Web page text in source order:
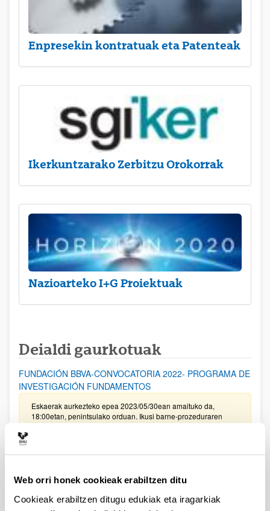
Web orri honek cookieak erabiltzen ditu
Cookieak erabiltzen ditugu edukiak eta iragarkiak
Enpresekin kontratuak eta Patenteak
Ikerkuntzarako Zerbitzu Orokorrak
Nazioarteko I+G Proiektuak
Deialdi gaurkotuak
FUNDACIÓN BBVA-CONVOCATORIA 2022- PROGRAMA DE
INVESTIGACIÓN FUNDAMENTOS
Eskaerak aurkezteko epea 2023/05/30ean amaituko da,
18:00etan, penintsulako orduan. Ikusi barne-prozeduraren
dokumentua.
BBVA Fundazioa: Leonardo bekak fisikako ikertzaileentzat
Deialdia argitaratu da. Eskaerak aurkezteko epea
2023/02/28an bukatzen da, 18:00etan